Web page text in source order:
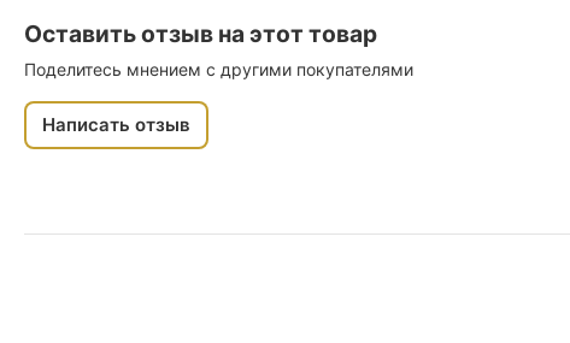
Оставить отзыв на этот товар
Поделитесь мнением с другими покупателями
Написать отзыв